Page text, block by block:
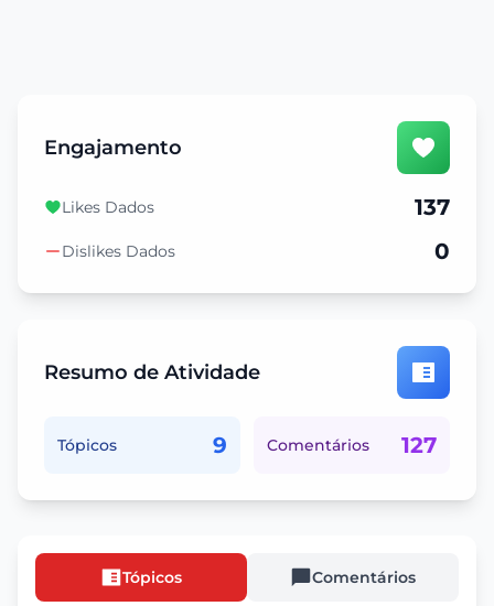
Engajamento
Likes Dados 137
Dislikes Dados 0
Resumo de Atividade
Tópicos 9 Comentários 127
Tópicos Comentários